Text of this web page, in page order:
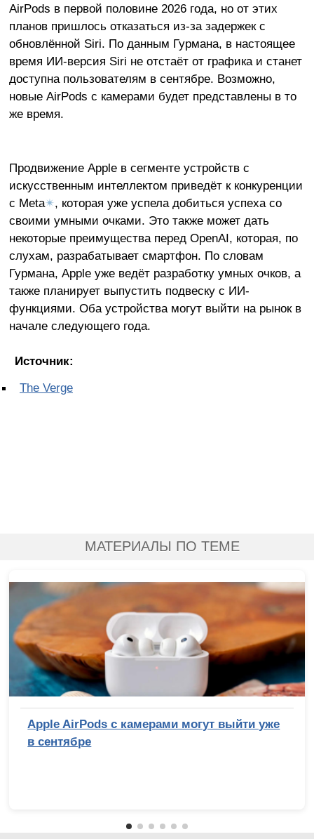
AirPods в первой половине 2026 года, но от этих
планов пришлось отказаться из-за задержек с
обновлённой Siri. По данным Гурмана, в настоящее
время ИИ-версия Siri не отстаёт от графика и станет
доступна пользователям в сентябре. Возможно,
новые AirPods с камерами будет представлены в то
же время.
Продвижение Apple в сегменте устройств с
искусственным интеллектом приведёт к конкуренции
с Meta✴, которая уже успела добиться успеха со
своими умными очками. Это также может дать
некоторые преимущества перед OpenAI, которая, по
слухам, разрабатывает смартфон. По словам
Гурмана, Apple уже ведёт разработку умных очков, а
также планирует выпустить подвеску с ИИ-
функциями. Оба устройства могут выйти на рынок в
начале следующего года.
Источник:
The Verge
МАТЕРИАЛЫ ПО ТЕМЕ
Apple AirPods с камерами могут выйти уже
в сентябре